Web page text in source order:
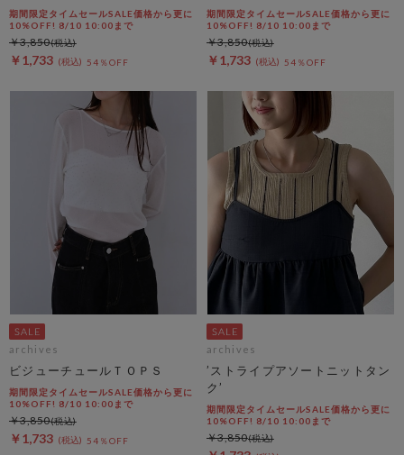
期間限定タイムセールSALE価格から更に
10%OFF! 8/10 10:00まで
￥1,733 54％OFF
￥3,850
期間限定タイムセールSALE価格から更に
10%OFF! 8/10 10:00まで
￥1,733 54％OFF
￥3,850
archives
ビジューチュールＴＯＰＳ
期間限定タイムセールSALE価格から更に
10%OFF! 8/10 10:00まで
￥1,733 54％OFF
￥3,850
archives
’ストライプアソートニットタン
ク’
期間限定タイムセールSALE価格から更に
10%OFF! 8/10 10:00まで
￥3,850